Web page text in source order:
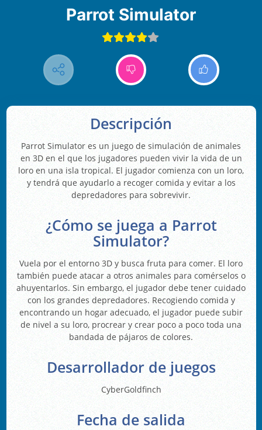
Parrot Simulator
Descripción
Parrot Simulator es un juego de simulación de animales
en 3D en el que los jugadores pueden vivir la vida de un
loro en una isla tropical. El jugador comienza con un loro,
y tendrá que ayudarlo a recoger comida y evitar a los
depredadores para sobrevivir.
¿Cómo se juega a Parrot
Simulator?
Vuela por el entorno 3D y busca fruta para comer. El loro
también puede atacar a otros animales para comérselos o
ahuyentarlos. Sin embargo, el jugador debe tener cuidado
con los grandes depredadores. Recogiendo comida y
encontrando un hogar adecuado, el jugador puede subir
de nivel a su loro, procrear y crear poco a poco toda una
bandada de pájaros de colores.
Desarrollador de juegos
CyberGoldfinch
Fecha de salida